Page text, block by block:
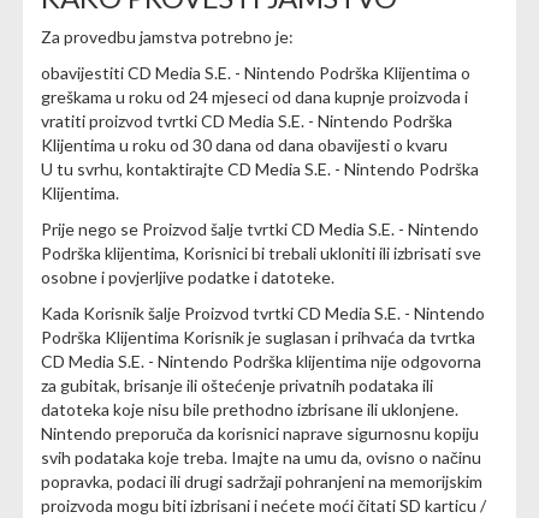
Za provedbu jamstva potrebno je:
obavijestiti CD Media S.E. - Nintendo Podrška Klijentima o
greškama u roku od 24 mjeseci od dana kupnje proizvoda i
vratiti proizvod tvrtki CD Media S.E. - Nintendo Podrška
Klijentima u roku od 30 dana od dana obavijesti o kvaru
U tu svrhu, kontaktirajte CD Media S.E. - Nintendo Podrška
Klijentima.
Prije nego se Proizvod šalje tvrtki CD Media S.E. - Nintendo
Podrška klijentima, Korisnici bi trebali ukloniti ili izbrisati sve
osobne i povjerljive podatke i datoteke.
Kada Korisnik šalje Proizvod tvrtki CD Media S.E. - Nintendo
Podrška Klijentima Korisnik je suglasan i prihvaća da tvrtka
CD Media S.E. - Nintendo Podrška klijentima nije odgovorna
za gubitak, brisanje ili oštećenje privatnih podataka ili
datoteka koje nisu bile prethodno izbrisane ili uklonjene.
Nintendo preporuča da korisnici naprave sigurnosnu kopiju
svih podataka koje treba. Imajte na umu da, ovisno o načinu
popravka, podaci ili drugi sadržaji pohranjeni na memorijskim
proizvoda mogu biti izbrisani i nećete moći čitati SD karticu /